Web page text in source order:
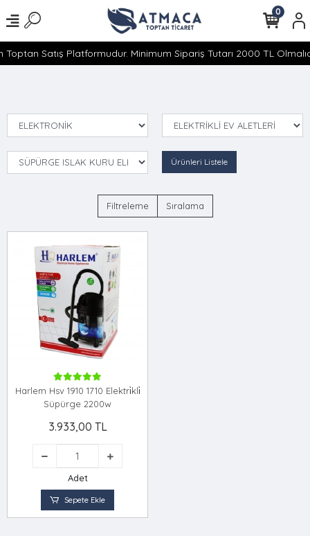
Satış Platformudur. Minimum Sipariş Tutarı 2000 TL
0
Ürünleri Listele
Filtreleme Sıralama
Harlem Hsv 1910 1710 Elektri̇kli̇
Süpürge 2200w
3.933,00 TL
Adet
Sepete Ekle